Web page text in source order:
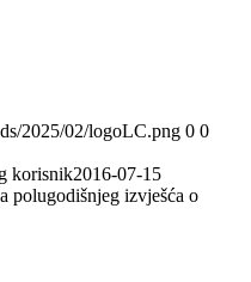
2025/02/logoLC.png 0 0
korisnik2016-07-15
polugodišnjeg izvješća o